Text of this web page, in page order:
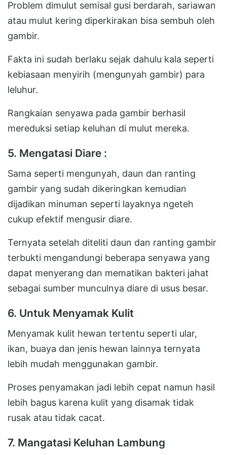
Problem dimulut semisal gusi berdarah, sariawan
atau mulut kering diperkirakan bisa sembuh oleh
gambir.
Fakta ini sudah berlaku sejak dahulu kala seperti
kebiasaan menyirih (mengunyah gambir) para
leluhur.
Rangkaian senyawa pada gambir berhasil
mereduksi setiap keluhan di mulut mereka.
5. Mengatasi Diare :
Sama seperti mengunyah, daun dan ranting
gambir yang sudah dikeringkan kemudian
dijadikan minuman seperti layaknya ngeteh
cukup efektif mengusir diare.
Ternyata setelah diteliti daun dan ranting gambir
terbukti mengandungi beberapa senyawa yang
dapat menyerang dan mematikan bakteri jahat
sebagai sumber munculnya diare di usus besar.
6. Untuk Menyamak Kulit
Menyamak kulit hewan tertentu seperti ular,
ikan, buaya dan jenis hewan lainnya ternyata
lebih mudah menggunakan gambir.
Proses penyamakan jadi lebih cepat namun hasil
lebih bagus karena kulit yang disamak tidak
rusak atau tidak cacat.
7. Mangatasi Keluhan Lambung